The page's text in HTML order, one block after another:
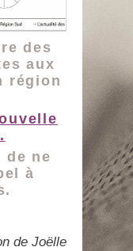
des
aux
région
de ne
à
de Joëlle